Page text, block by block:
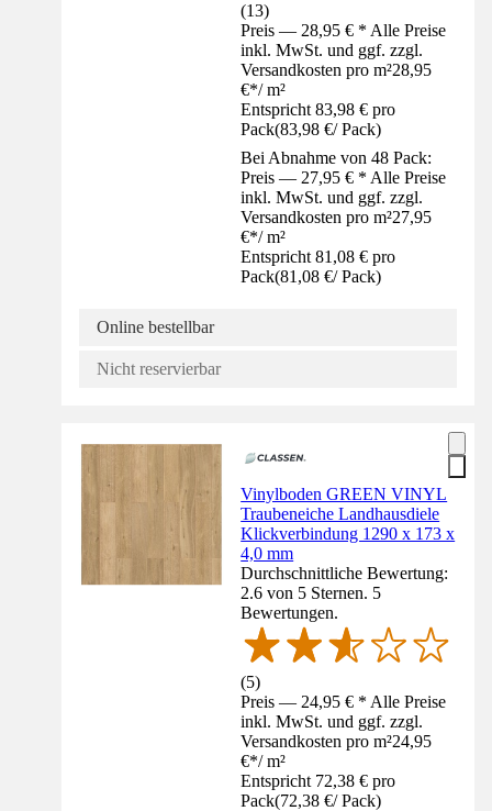
(13)
Preis — 28,95 € * Alle Preise
inkl. MwSt. und ggf. zzgl.
Versandkosten pro m²28,95
€*/ m²
Entspricht 83,98 € pro
Pack(83,98 €/ Pack)
Bei Abnahme von 48 Pack:
Preis — 27,95 € * Alle Preise
inkl. MwSt. und ggf. zzgl.
Versandkosten pro m²27,95
€*/ m²
Entspricht 81,08 € pro
Pack(81,08 €/ Pack)
Online bestellbar
Nicht reservierbar
Vinylboden GREEN VINYL
Traubeneiche Landhausdiele
Klickverbindung 1290 x 173 x
4,0 mm
Durchschnittliche Bewertung:
2.6 von 5 Sternen. 5
Bewertungen.
(5)
Preis — 24,95 € * Alle Preise
inkl. MwSt. und ggf. zzgl.
Versandkosten pro m²24,95
€*/ m²
Entspricht 72,38 € pro
Pack(72,38 €/ Pack)